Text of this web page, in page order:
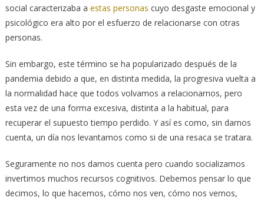
social caracterizaba a estas personas cuyo desgaste emocional y
psicológico era alto por el esfuerzo de relacionarse con otras
personas.
Sin embargo, este término se ha popularizado después de la
pandemia debido a que, en distinta medida, la progresiva vuelta a
la normalidad hace que todos volvamos a relacionarnos, pero
esta vez de una forma excesiva, distinta a la habitual, para
recuperar el supuesto tiempo perdido. Y así es como, sin darnos
cuenta, un día nos levantamos como si de una resaca se tratara.
Seguramente no nos damos cuenta pero cuando socializamos
invertimos muchos recursos cognitivos. Debemos pensar lo que
decimos, lo que hacemos, cómo nos ven, cómo nos vemos,